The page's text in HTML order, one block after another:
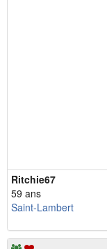
Ritchie67
59 ans
Saint-Lambert